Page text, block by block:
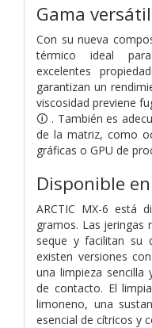
Gama
Con su nueva
térmico ideal
excelentes
garantizan un
viscosidad previene
🛈 . También es
de la matriz, como
gráficas o GPU de
Disponible
ARCTIC MX-6 está
gramos. Las jeringas
seque y facilitan su
existen versiones
una limpieza sencilla
de contacto. El
limoneno, una
esencial de cítricos y